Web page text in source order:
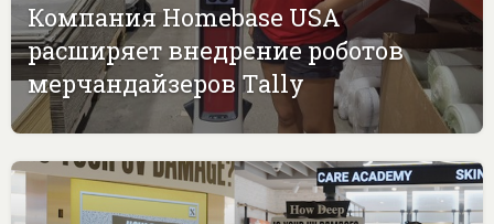
Компания Homebase USA
расширяет внедрение роботов
мерчандайзеров Tally